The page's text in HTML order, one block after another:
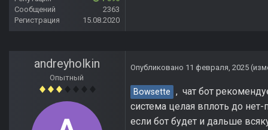
Сообщений
2363
Регистрация
15.08.2020
andreyholkin
Опытный
Опубликовано 11 февраля, 2025
Bowsette , чат бот
система целая вплоть до
если бот будет и дальше